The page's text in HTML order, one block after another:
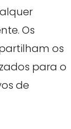
Os
os
para o
de